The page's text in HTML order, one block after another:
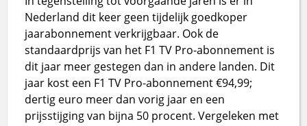
Nederland dit keer geen tijdelijk goedkoper
jaarabonnement verkrijgbaar. Ook de
standaardprijs van het F1 TV Pro-abonnement is
dit jaar meer gestegen dan in andere landen. Dit
jaar kost een F1 TV Pro-abonnement €94,99;
dertig euro meer dan vorig jaar en een
prijsstijging van bijna 50 procent. Vergeleken met